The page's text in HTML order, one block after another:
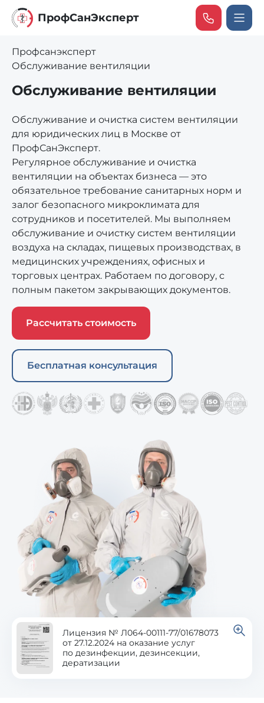
ПрофCанЭксперт
Профсанэксперт
Обслуживание вентиляции
Обслуживание вентиляции
Обслуживание и очистка систем вентиляции
для юридических лиц в Москве от
ПрофСанЭксперт.
Регулярное обслуживание и очистка
вентиляции на объектах бизнеса — это
обязательное требование санитарных норм и
залог безопасного микроклимата для
сотрудников и посетителей. Мы выполняем
обслуживание и очистку систем вентиляции
воздуха на складах, пищевых производствах, в
медицинских учреждениях, офисных и
торговых центрах. Работаем по договору, с
полным пакетом закрывающих документов.
Рассчитать стоимость
Бесплатная консультация
Лицензия № Л064-00111-77/01678073
от 27.12.2024 на оказание услуг
по дезинфекции, дезинсекции,
дератизации